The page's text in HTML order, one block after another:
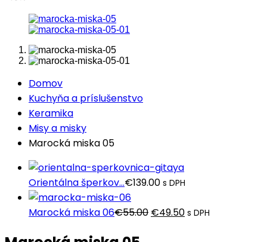
Domov
Kuchyňa a príslušenstvo
Keramika
Misy a misky
Marocká miska 05
Orientálna šperkov...€139.00 s DPH
Marocká miska 06€55.00 Pôvodná
€49.50Aktuálna
s DPH